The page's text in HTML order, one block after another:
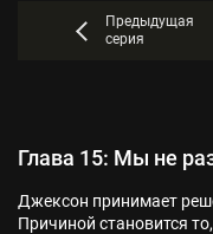
Предыдущая
серия
Глава 15: Мы не
Джексон принимает
Причиной становится